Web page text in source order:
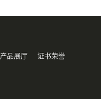
产品展厅 证书荣誉